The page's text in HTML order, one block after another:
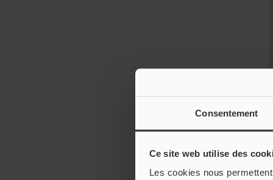
Consentement
Ce site web utilise des
Les cookies nous